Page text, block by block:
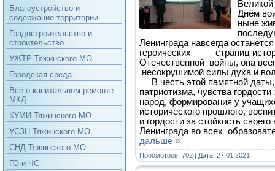
Благоустройство и
содержание территории
Градостроительство и
строительство
УЖТР Тяжинского МО
Городская среда
Всё о капитальном ремонте
МКД
КУМИ Тяжинского МО
УСЗН Тяжинского МО
СНД Тяжинского МО
ГО и ЧС
Днём
ныне
Ленинграда навсегда
героических страниц
Отечественной войны, она
несокрушимой силы духа и
В честь этой памятной
патриотизма, чувства
народ, формирования у
исторического прошлого,
и гордости за стойкость
Ленинграда во всех
дальше »
Просмотров: 702 | Дата: 27.01.2021